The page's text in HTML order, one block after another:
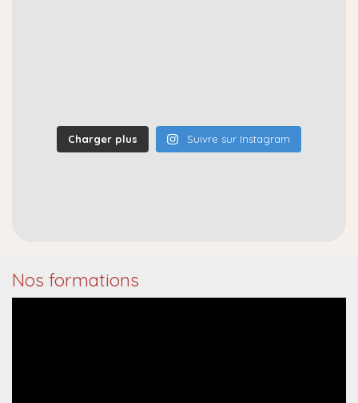
Charger plus Suivre sur Instagram
Nos formations